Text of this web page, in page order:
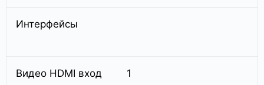
Интерфейсы
Видео HDMI вход 1